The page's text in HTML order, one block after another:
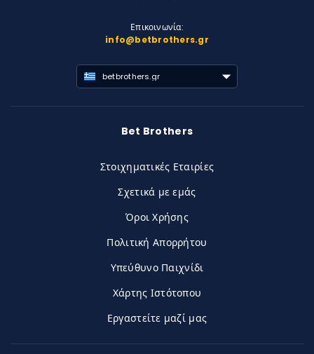
Επικοινωνία:
info@betbrothers.gr
betbrothers.gr
Bet Brothers
Στοιχηματικές Εταιρίες
Σχετικά με εμάς
Όροι Χρήσης
Πολιτική Απορρήτου
Υπεύθυνο Παιχνίδι
Χάρτης Ιστότοπου
Εργαστείτε μαζί μας